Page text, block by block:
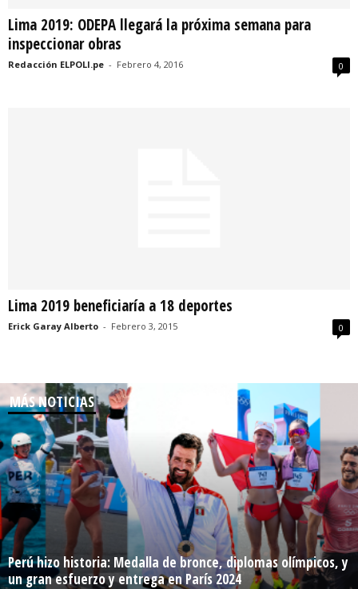
Lima 2019: ODEPA llegará la próxima semana para
inspeccionar obras
Redacción ELPOLI.pe - Febrero 4, 2016 0
Lima 2019 beneficiaría a 18 deportes
Erick Garay Alberto - Febrero 3, 2015 0
MÁS NOTICIAS
Perú hizo historia: Medalla de bronce, diplomas olímpicos, y
un gran esfuerzo y entrega en París 2024